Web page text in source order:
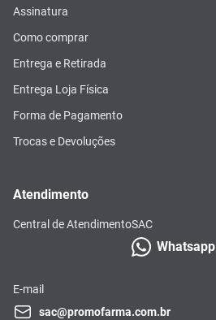
Assinatura
Como comprar
Entrega e Retirada
Entrega Loja Física
Forma de Pagamento
Trocas e Devoluções
Atendimento
Central de AtendimentoSAC
Whatsapp
E-mail
sac@promofarma.com.br